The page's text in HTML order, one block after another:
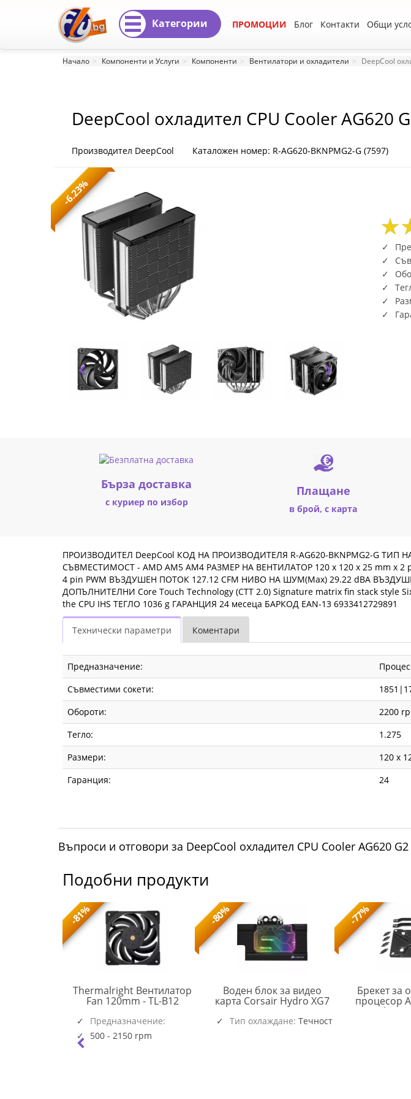
DeepCool
Cooler
AG620
G2
-
Dual-
Tower
LGA1851/AM5
AG620-
BKNPMG2-
Fly.bg
Категории ПРОМОЦИИ Блог Контакти Общи
Начало Компоненти и Услуги Компоненти Вентилатори и охладители DeepCool
DeepCool охладител CPU Cooler AG620
Производител DeepCool Каталожен номер: R-AG620-BKNPMG2-G (7597)
-6.23%
Бърза доставка
с куриер по избор
Плащане
в брой, с карта
ПРОИЗВОДИТЕЛ DeepCool КОД НА ПРОИЗВОДИТЕЛЯ R-AG620-BKNPMG2-G ТИП
СЪВМЕСТИМОСТ - AMD AM5 AM4 РАЗМЕР НА ВЕНТИЛАТОР 120 x 120 x 25 mm x
4 pin PWM ВЪЗДУШЕН ПОТОК 127.12 CFM НИВО НА ШУМ(Max) 29.22 dBA
ДОПЪЛНИТЕЛНИ Core Touch Technology (CTT 2.0) Signature matrix fin stack style
the CPU IHS ТЕГЛО 1036 g ГАРАНЦИЯ 24 месеца БАРКОД EAN-13 6933412729891
Технически параметри Коментари
Предназначение:
Съвместими сокети:
Обороти:
2200
Тегло:
1.275
Размери:
120 x
Гаранция:
24
Въпроси и отговори за DeepCool охладител CPU Cooler AG620
Подобни продукти
-81%
Thermalright Вентилатор
Fan 120mm - TL-B12TL-
Предназначение:
Системен
500 - 2150 rpm
-80%
Воден блок за видео
карта Corsair Hydro XG7
RGB за RTX 2070 Series
Founders EditionCRS-
Тип охлаждане: Течност
-77%
Брекет за
процесор
34 Intel